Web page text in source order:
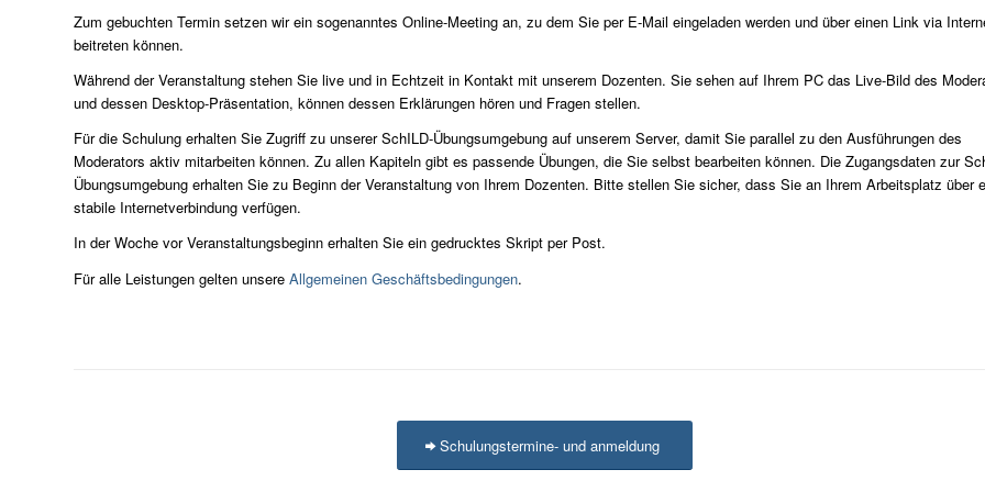
Zum gebuchten Termin setzen wir ein sogenanntes Online-Meeting an, zu dem Sie per E-Mail eingeladen werden und über einen Link via
beitreten können.
Während der Veranstaltung stehen Sie live und in Echtzeit in Kontakt mit unserem Dozenten. Sie sehen auf Ihrem PC das Live-Bild des
und dessen Desktop-Präsentation, können dessen Erklärungen hören und Fragen stellen.
Für die Schulung erhalten Sie Zugriff zu unserer SchILD-Übungsumgebung auf unserem Server, damit Sie parallel zu den Ausführungen des
Moderators aktiv mitarbeiten können. Zu allen Kapiteln gibt es passende Übungen, die Sie selbst bearbeiten können. Die Zugangsdaten zur
Übungsumgebung erhalten Sie zu Beginn der Veranstaltung von Ihrem Dozenten. Bitte stellen Sie sicher, dass Sie an Ihrem Arbeitsplatz über
stabile Internetverbindung verfügen.
In der Woche vor Veranstaltungsbeginn erhalten Sie ein gedrucktes Skript per Post.
Für alle Leistungen gelten unsere Allgemeinen Geschäftsbedingungen.
Schulungstermine- und anmeldung